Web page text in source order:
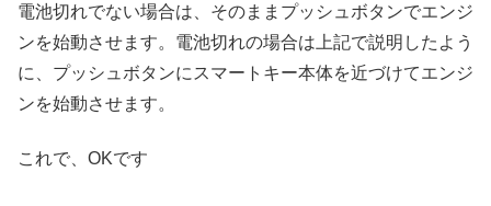
電池切れでない場合は、そのままプッシュボタンでエンジ
ンを始動させます。電池切れの場合は上記で説明したよう
に、プッシュボタンにスマートキー本体を近づけてエンジ
ンを始動させます。
これで、OKです